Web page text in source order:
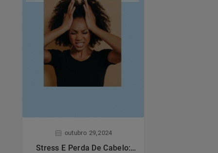
outubro 29, 2024
Stress E Perda De Cabelo: